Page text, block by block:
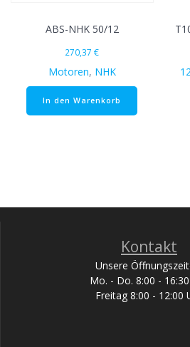
ABS-NHK 50/12
270,37€
Motoren, NHK
In den Warenkorb
Kontakt
Unsere
Mo. - Do. 8:00 -
Freitag 8:00 - 12:00